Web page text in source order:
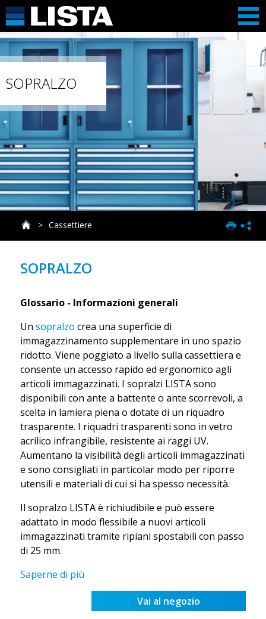
SOPRALZO
Cassettiere
SOPRALZO
Glossario - Informazioni generali
Un sopralzo crea una superficie di
immagazzinamento supplementare in uno spazio
ridotto. Viene poggiato a livello sulla cassettiera e
consente un accesso rapido ed ergonomico agli
articoli immagazzinati. I sopralzi LISTA sono
disponibili con ante a battente o ante scorrevoli, a
scelta in lamiera piena o dotate di un riquadro
trasparente. I riquadri trasparenti sono in vetro
acrilico infrangibile, resistente ai raggi UV.
Aumentano la visibilità degli articoli immagazzinati
e sono consigliati in particolar modo per riporre
utensili e materiali di cui si ha spesso necessità.
Il sopralzo LISTA è richiudibile e può essere
adattato in modo flessibile a nuovi articoli
immagazzinati tramite ripiani spostabili con passo
di 25 mm.
Saperne di più
Vai al negozio